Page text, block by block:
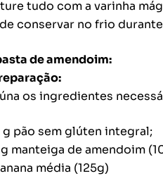
tudo com a varinha
conservar no frio durante
de amendoim:
os ingredientes
g pão sem glúten integral;
manteiga de amendoim
média (125g)